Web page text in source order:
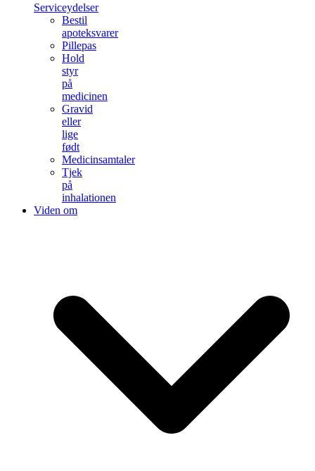
Serviceydelser
Bestil
apoteksvarer
Pillepas
Hold
styr
på
medicinen
Gravid
eller
lige
født
Medicinsamtaler
Tjek
på
inhalationen
Viden om